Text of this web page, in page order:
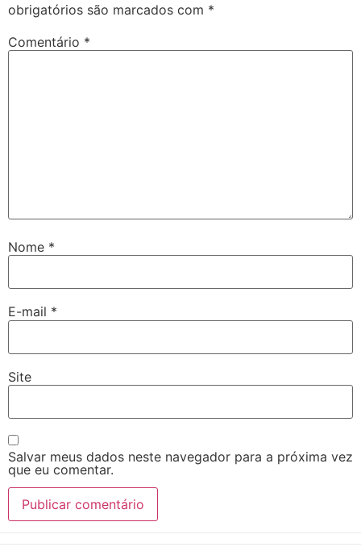
obrigatórios são marcados com *
Comentário *
Nome *
E-mail *
Site
Salvar meus dados neste navegador para a próxima vez
que eu comentar.